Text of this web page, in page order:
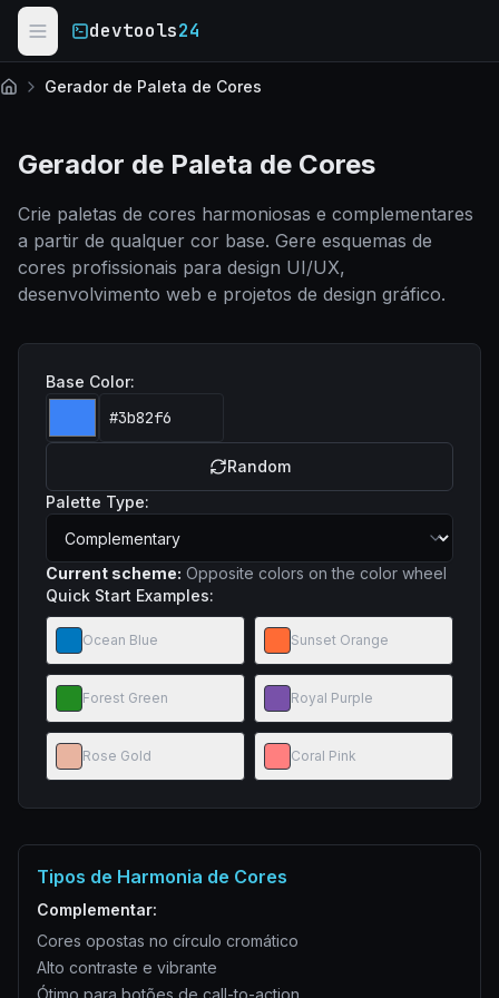
Skip to main content
devtools24
Início Gerador de Paleta de Cores
Gerador de Paleta de Cores
Crie paletas de cores harmoniosas e complementares
a partir de qualquer cor base. Gere esquemas de
cores profissionais para design UI/UX,
desenvolvimento web e projetos de design gráfico.
Base Color:
Random
Palette Type:
Current scheme: Opposite colors on the color wheel
Quick Start Examples:
Ocean Blue Sunset Orange
Forest Green Royal Purple
Rose Gold Coral Pink
Tipos de Harmonia de Cores
Complementar:
Cores opostas no círculo cromático
Alto contraste e vibrante
Ótimo para botões de call-to-action